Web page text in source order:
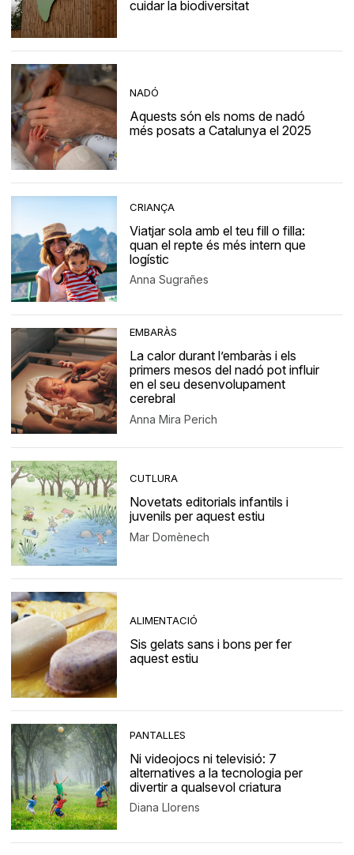
cuidar la biodiversitat
NADÓ
Aquests són els noms de nadó
més posats a Catalunya el 2025
CRIANÇA
Viatjar sola amb el teu fill o filla:
quan el repte és més intern que
logístic
Anna Sugrañes
EMBARÀS
La calor durant l’embaràs i els
primers mesos del nadó pot influir
en el seu desenvolupament
cerebral
Anna Mira Perich
CUTLURA
Novetats editorials infantils i
juvenils per aquest estiu
Mar Domènech
ALIMENTACIÓ
Sis gelats sans i bons per fer
aquest estiu
PANTALLES
Ni videojocs ni televisió: 7
alternatives a la tecnologia per
divertir a qualsevol criatura
Diana Llorens